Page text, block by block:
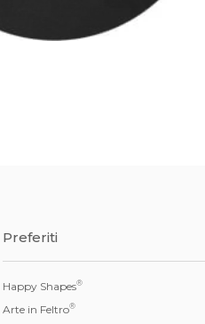
Preferiti
Happy Shapes®
Arte in Feltro®